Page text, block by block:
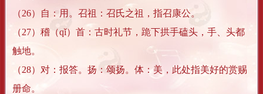
（26）自：用。召祖：召氏之祖，指召康公。
（27）稽（qǐ）首：古时礼节，跪下拱手磕头，手、头都
触地。
（28）对：报答。扬：颂扬。体：美，此处指美好的赏赐
册命。